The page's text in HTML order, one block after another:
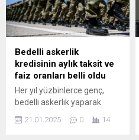
Bedelli askerlik
kredisinin aylık taksit ve
faiz oranları belli oldu
Her yıl yüzbinlerce genç,
bedelli askerlik yaparak
askerliğini yerine getiriyor.
2025 yılı için bedelli askerlik
21.01.2025 0 14